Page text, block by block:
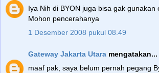
Iya Nih di BYON juga bisa gak gunakan
Mohon pencerahanya
1 Desember 2008 pukul 08.49
Gateway Jakarta Utara mengatakan...
maaf pak, saya belum pernah pegang